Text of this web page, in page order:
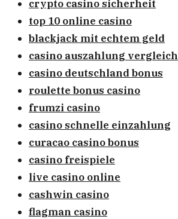
crypto casino sicherheit
top 10 online casino
blackjack mit echtem geld
casino auszahlung vergleich
casino deutschland bonus
roulette bonus casino
frumzi casino
casino schnelle einzahlung
curacao casino bonus
casino freispiele
live casino online
cashwin casino
flagman casino